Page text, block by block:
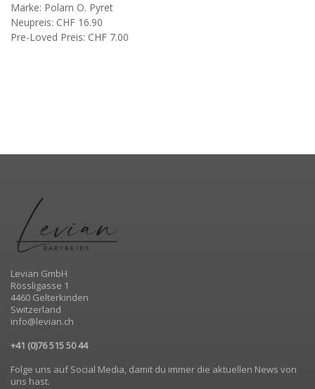
Marke: Polarn O. Pyret
Neupreis: CHF 16.90
Pre-Loved Preis: CHF 7.00
Levian GmbH
Rössligasse 1
4460 Gelterkinden
Switzerland
info@levian.ch
+41 (0)76 515 50 44
Folge uns auf Social Media, damit du immer die aktuellen News von
uns hast.